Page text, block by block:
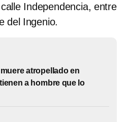
Independencia, entre
del Ingenio.
atropellado en
a hombre que lo